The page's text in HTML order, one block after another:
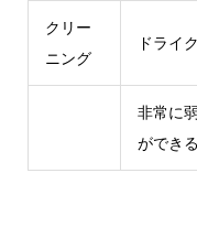
クリー
ニング
ドライ
非常に
ができる